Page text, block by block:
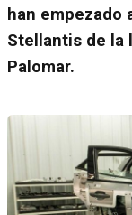
han empezado
Stellantis de la
Palomar.